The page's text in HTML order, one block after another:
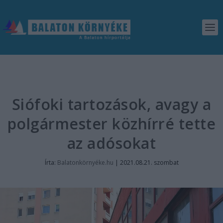
Siófoki tartozások, avagy a
polgármester közhírré tette
az adósokat
Írta: Balatonkörnyéke.hu | 2021.08.21. szombat